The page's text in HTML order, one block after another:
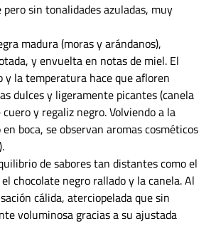
sin tonalidades azuladas, muy
madura (moras y arándanos),
y envuelta en notas de miel. El
y la temperatura hace que afloren
dulces y ligeramente picantes (canela
y regaliz negro. Volviendo a la
boca, se observan aromas cosméticos
de sabores tan distantes como el
chocolate negro rallado y la canela. Al
cálida, aterciopelada que sin
voluminosa gracias a su ajustada